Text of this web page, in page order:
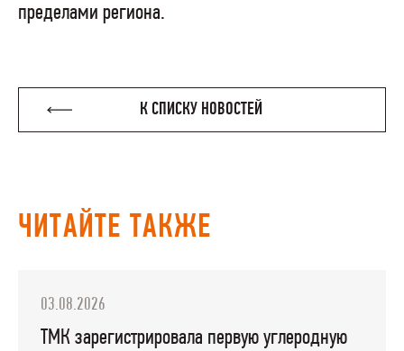
пределами региона.
К СПИСКУ НОВОСТЕЙ
ЧИТАЙТЕ ТАКЖЕ
03.08.2026
ТМК зарегистрировала первую углеродную